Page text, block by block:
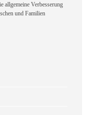
allgemeine Verbesserung
und Familien